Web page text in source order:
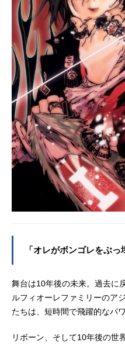
「オレがボンゴレをぶっ
舞台は10年後の未来。過去に
ルフィオーレファミリーのア
たちは、短時間で飛躍的なパ
リボーン、そして10年後の世